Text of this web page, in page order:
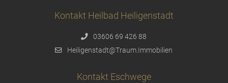
Kontakt Heilbad Heiligenstadt
03606 69 426 88
Heiligenstadt@Traum.Immobilien
Kontakt Eschwege